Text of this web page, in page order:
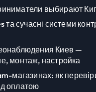
выбирают
та сучасні системи
Киев —
монтаж, настройка
магазинах: як
оплатою